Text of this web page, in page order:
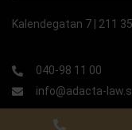
Kalendegatan 7 | 211
040-98 11 00
info@adacta-